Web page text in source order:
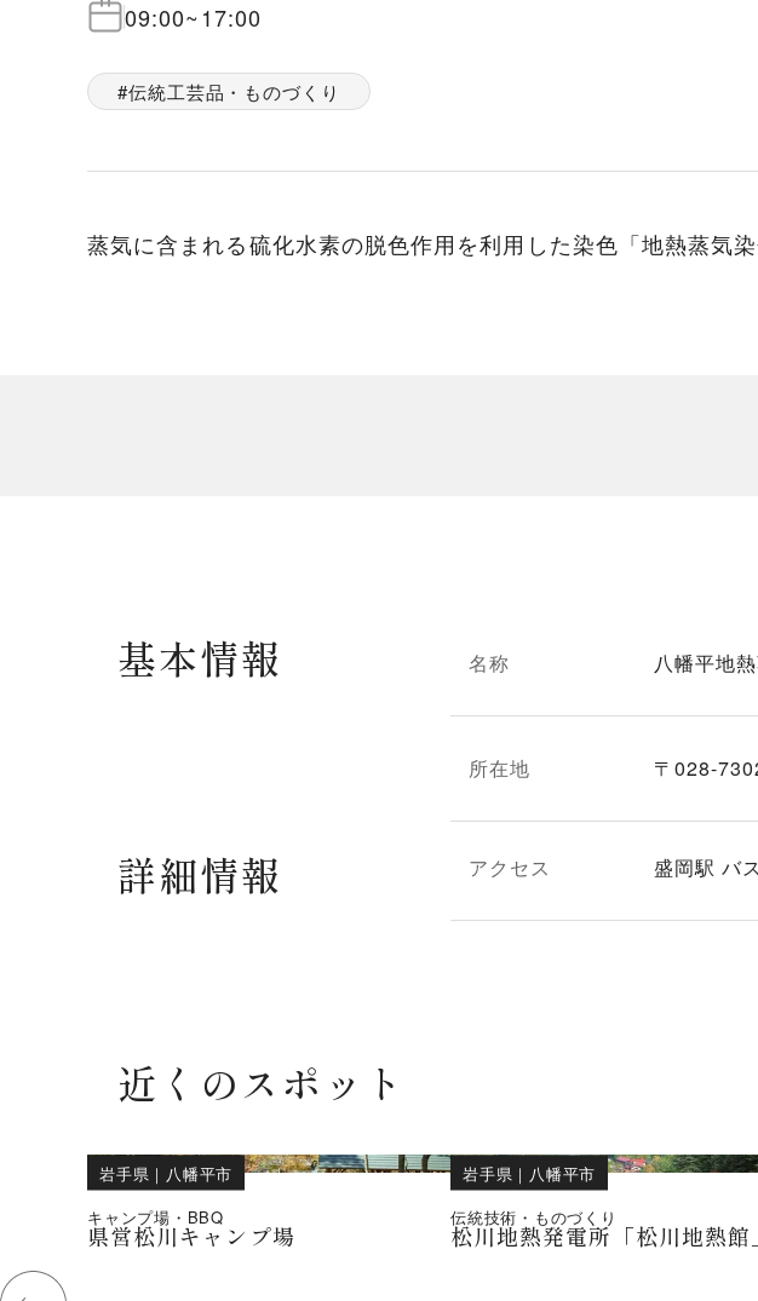
09:00~17:00
伝統工芸品・ものづくり
蒸気に含まれる硫化水素の脱色作用を利用した染色「地熱蒸気染
基本情報 名称 八幡平地
所在地 〒028-
詳細情報 アクセス 盛岡駅 バ
近くのスポット
岩手県 ｜ 八幡平市
キャンプ場・BBQ
県営松川キャンプ場
岩手県 ｜ 八幡平市
伝統技術・ものづくり
松川地熱発電所「松川地熱館」